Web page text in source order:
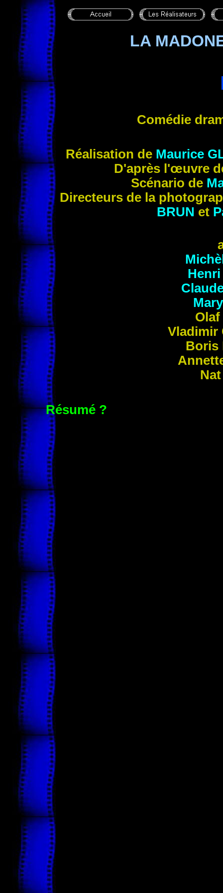
LA
Comédie
Réalisation de Maurice
D'après l'œuvre
Scénario de
Directeurs de la
BRUN et
Olaf
Vladimir
Boris
Résumé ?